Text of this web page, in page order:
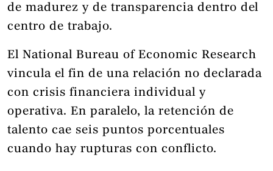
de madurez y de transparencia dentro del
centro de trabajo.
El National Bureau of Economic Research
vincula el fin de una relación no declarada
con crisis financiera individual y
operativa. En paralelo, la retención de
talento cae seis puntos porcentuales
cuando hay rupturas con conflicto.